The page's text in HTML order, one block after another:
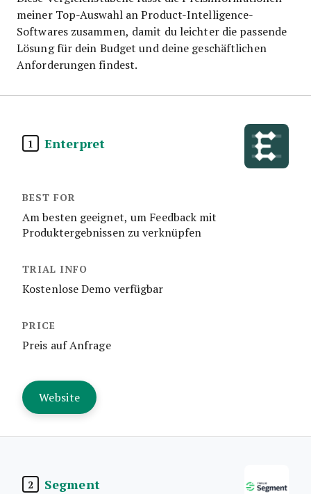
meiner Top-Auswahl an Product-Intelligence-
Softwares zusammen, damit du leichter die passende
Lösung für dein Budget und deine geschäftlichen
Anforderungen findest.
1 Enterpret
Am besten geeignet, um Feedback mit
Produktergebnissen zu verknüpfen
Kostenlose Demo verfügbar
Preis auf Anfrage
Website
2 Segment